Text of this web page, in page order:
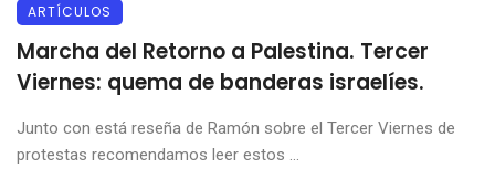
ARTÍCULOS
Marcha del Retorno a Palestina. Tercer
Viernes: quema de banderas israelíes.
Junto con está reseña de Ramón sobre el Tercer Viernes de
protestas recomendamos leer estos ...